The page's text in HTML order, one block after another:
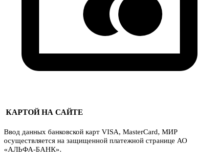
КАРТОЙ НА САЙТЕ
Ввод данных банковской карт VISA, MasterCard, МИР
осуществляется на защищенной платежной странице АО
«АЛЬФА-БАНК».